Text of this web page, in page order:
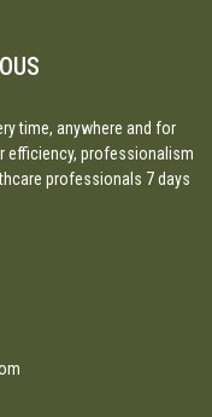
time, anywhere and for
efficiency, professionalism
professionals 7 days